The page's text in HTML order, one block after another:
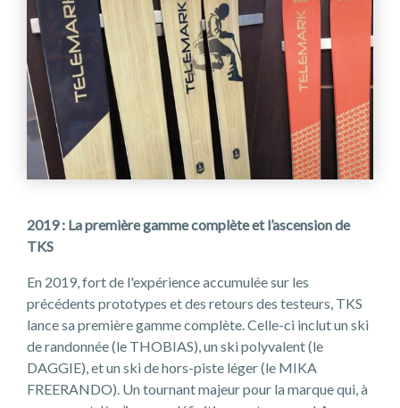
2019 : La première gamme complète et l’ascension de
TKS
En 2019, fort de l'expérience accumulée sur les
précédents prototypes et des retours des testeurs, TKS
lance sa première gamme complète. Celle-ci inclut un ski
de randonnée (le THOBIAS), un ski polyvalent (le
DAGGIE), et un ski de hors-piste léger (le MIKA
FREERANDO). Un tournant majeur pour la marque qui, à